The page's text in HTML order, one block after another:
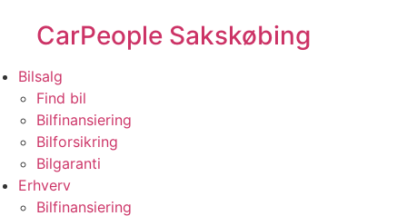
CarPeople Sakskøbing
Bilsalg
Find bil
Bilfinansiering
Bilforsikring
Bilgaranti
Erhverv
Bilfinansiering